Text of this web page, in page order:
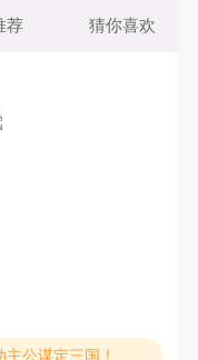
荐 猜你喜欢
公谋定三国！